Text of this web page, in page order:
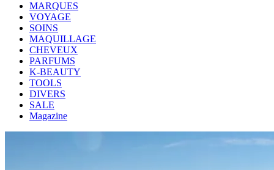
MARQUES
VOYAGE
SOINS
MAQUILLAGE
CHEVEUX
PARFUMS
K-BEAUTY
TOOLS
DIVERS
SALE
Magazine